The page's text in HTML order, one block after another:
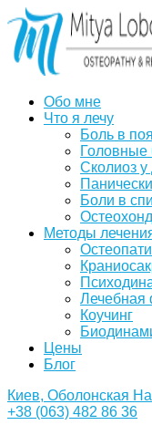
Обо мне
Что я лечу
Боль в
Головные
Сколиоз у
Боли в
Методы
Лечебная
Коучинг
Цены
Блог
Киев, Оболонская
+38 (063) 482 86 36